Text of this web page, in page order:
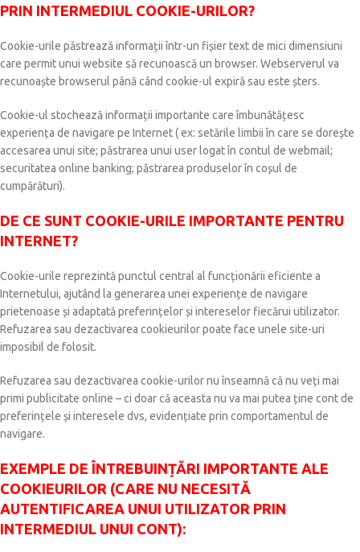
PRIN INTERMEDIUL COOKIE-URILOR?
Cookie-urile păstrează informații într-un fișier text de mici dimensiuni
care permit unui website să recunoască un browser. Webserverul va
recunoaște browserul până când cookie-ul expiră sau este șters.
Cookie-ul stochează informații importante care îmbunătățesc
experiența de navigare pe Internet ( ex: setările limbii în care se dorește
accesarea unui site; păstrarea unui user logat în contul de webmail;
securitatea online banking; păstrarea produselor în coșul de
cumpărături).
DE CE SUNT COOKIE-URILE IMPORTANTE PENTRU
INTERNET?
Cookie-urile reprezintă punctul central al funcționării eficiente a
Internetului, ajutând la generarea unei experiențe de navigare
prietenoase și adaptată preferințelor și intereselor fiecărui utilizator.
Refuzarea sau dezactivarea cookieurilor poate face unele site-uri
imposibil de folosit.
Refuzarea sau dezactivarea cookie-urilor nu înseamnă că nu veți mai
primi publicitate online – ci doar că aceasta nu va mai putea ține cont de
preferințele și interesele dvs, evidențiate prin comportamentul de
navigare.
EXEMPLE DE ÎNTREBUINȚĂRI IMPORTANTE ALE
COOKIEURILOR (CARE NU NECESITĂ
AUTENTIFICAREA UNUI UTILIZATOR PRIN
INTERMEDIUL UNUI CONT):